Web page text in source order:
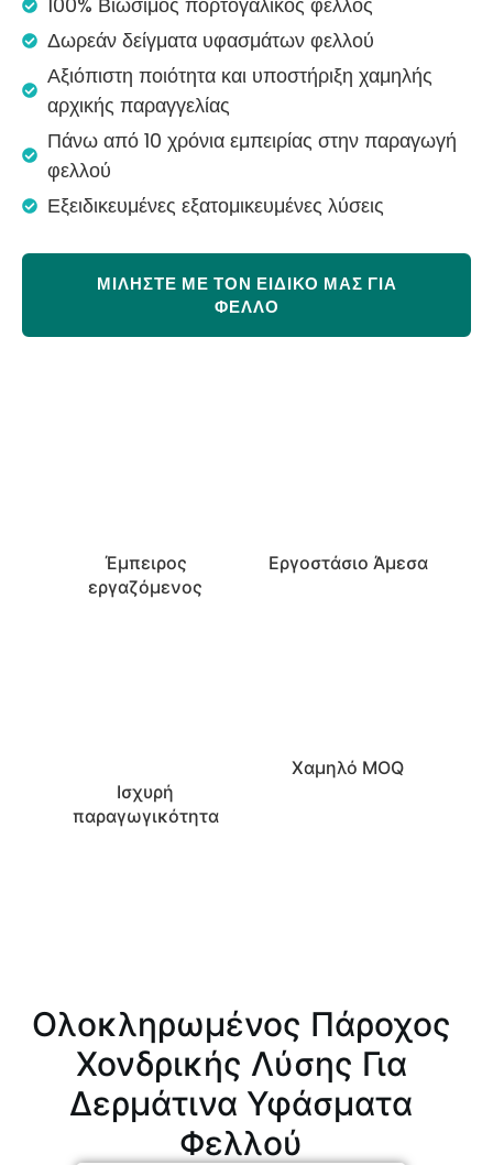
Δωρεάν δείγματα υφασμάτων φελλού
Αξιόπιστη ποιότητα και υποστήριξη χαμηλής
αρχικής παραγγελίας
Πάνω από 10 χρόνια εμπειρίας στην παραγωγή
φελλού
Εξειδικευμένες εξατομικευμένες λύσεις
ΜΙΛΉΣΤΕ ΜΕ ΤΟΝ ΕΙΔΙΚΌ ΜΑΣ ΓΙΑ
ΦΕΛΛΌ
Έμπειρος
εργαζόμενος
Ισχυρή
παραγωγικότητα
Εργοστάσιο Άμεσα
Χαμηλό MOQ
Ολοκληρωμένος Πάροχος
Χονδρικής Λύσης Για
Δερμάτινα Υφάσματα
Φελλού